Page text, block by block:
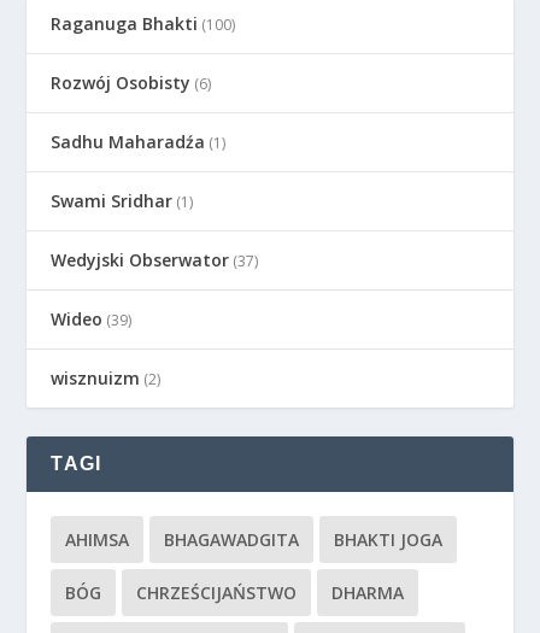
Raganuga Bhakti (100)
Rozwój Osobisty (6)
Sadhu Maharadźa (1)
Swami Sridhar (1)
Wedyjski Obserwator (37)
Wideo (39)
wisznuizm (2)
TAGI
AHIMSA BHAGAWADGITA BHAKTI JOGA
BÓG CHRZEŚCIJAŃSTWO DHARMA